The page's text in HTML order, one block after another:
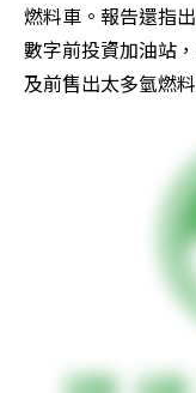
燃料車。報告還指
數字前投資加油站
及前售出太多氫燃